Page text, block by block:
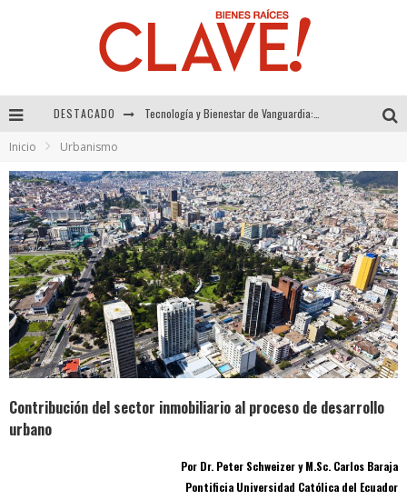
DESTACADO Sector Inmobiliario – recuperación a paso firme
El Despertar de la Calidez: Acabados Dorados de FV para Elevar tu Espacio
Tecnología y Bienestar de Vanguardia: El Inodoro Inteligente Neotech de FV.
Inicio Urbanismo
Contribución del sector inmobiliario al proceso de desarrollo
urbano
Por Dr. Peter Schweizer y M.Sc. Carlos Baraja
Pontificia Universidad Católica del Ecuador